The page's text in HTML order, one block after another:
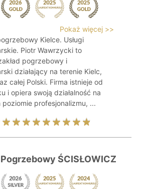
Pokaż więcej >>
Kielce. Usługi
Piotr Wawrzycki to
pogrzebowy i
działający na terenie Kielc,
całej Polski. Firma istnieje od
i opiera swoją działalność na
poziomie profesjonalizmu, ...
Pogrzebowy ŚCISŁOWICZ